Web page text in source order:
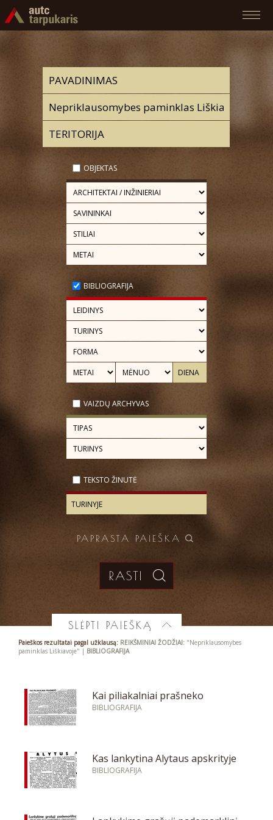
OBJEKTAS
BIBLIOGRAFIJA
VAIZDŲ ARCHYVAS
TEKSTO ŽINUTĖ
PAPRASTA PAIEŠKA
SLĖPTI PAIEŠKĄ
Paieškos rezultatai pagal užklausą: REIKŠMINIAI ŽODŽIAI: "Nepriklausomybes
paminklas Liškiavoje" | BIBLIOGRAFIJA
Kai piliakalniai prašneko
BIBLIOGRAFIJA
Kas lankytina Alytaus apskrityje
BIBLIOGRAFIJA